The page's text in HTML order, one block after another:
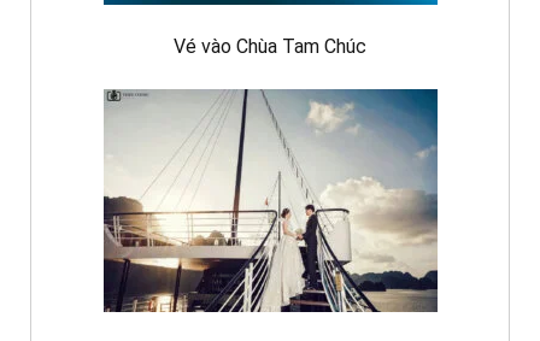
Vé vào Chùa Tam Chúc